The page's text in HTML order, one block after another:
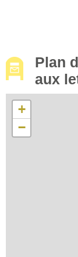
Plan
aux
+
−